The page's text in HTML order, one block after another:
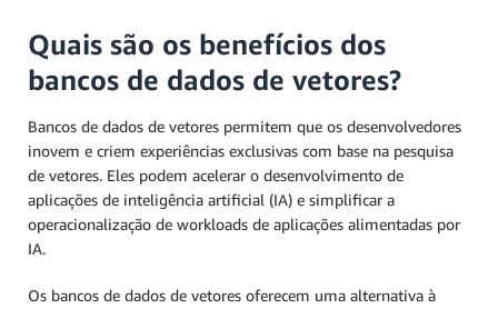
Quais são os benefícios dos
bancos de dados de vetores?
Bancos de dados de vetores permitem que os desenvolvedores
inovem e criem experiências exclusivas com base na pesquisa
de vetores. Eles podem acelerar o desenvolvimento de
aplicações de inteligência artificial (IA) e simplificar a
operacionalização de workloads de aplicações alimentadas por
IA.
Os bancos de dados de vetores oferecem uma alternativa à